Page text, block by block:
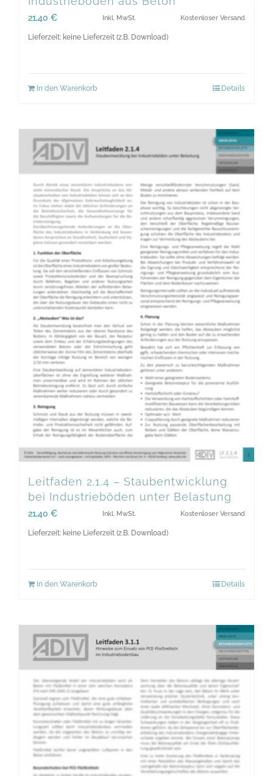
21,40 € Inkl. MwSt. Kostenloser Versand
Lieferzeit: keine Lieferzeit (z.B. Download)
In den Warenkorb Details
Leitfaden 2.1.4 – Staubentwicklung
bei Industrieböden unter Belastung
21,40 € Inkl. MwSt. Kostenloser Versand
Lieferzeit: keine Lieferzeit (z.B. Download)
In den Warenkorb Details